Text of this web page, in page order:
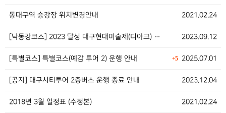
2021.02.24
동대구역 승강장 위치변경안내
2023.09.12
[낙동강코스] 2023 달성 대구현대미술제(디아크) …
+52025.07.01
[특별코스] 특별코스(예감 투어 2) 운행 안내
2023.12.04
[공지] 대구시티투어 2층버스 운행 종료 안내
2021.02.24
2018년 3월 일정표 (수정본)